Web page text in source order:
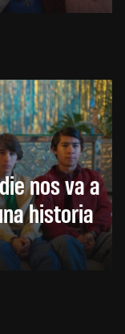
nos va a
historia